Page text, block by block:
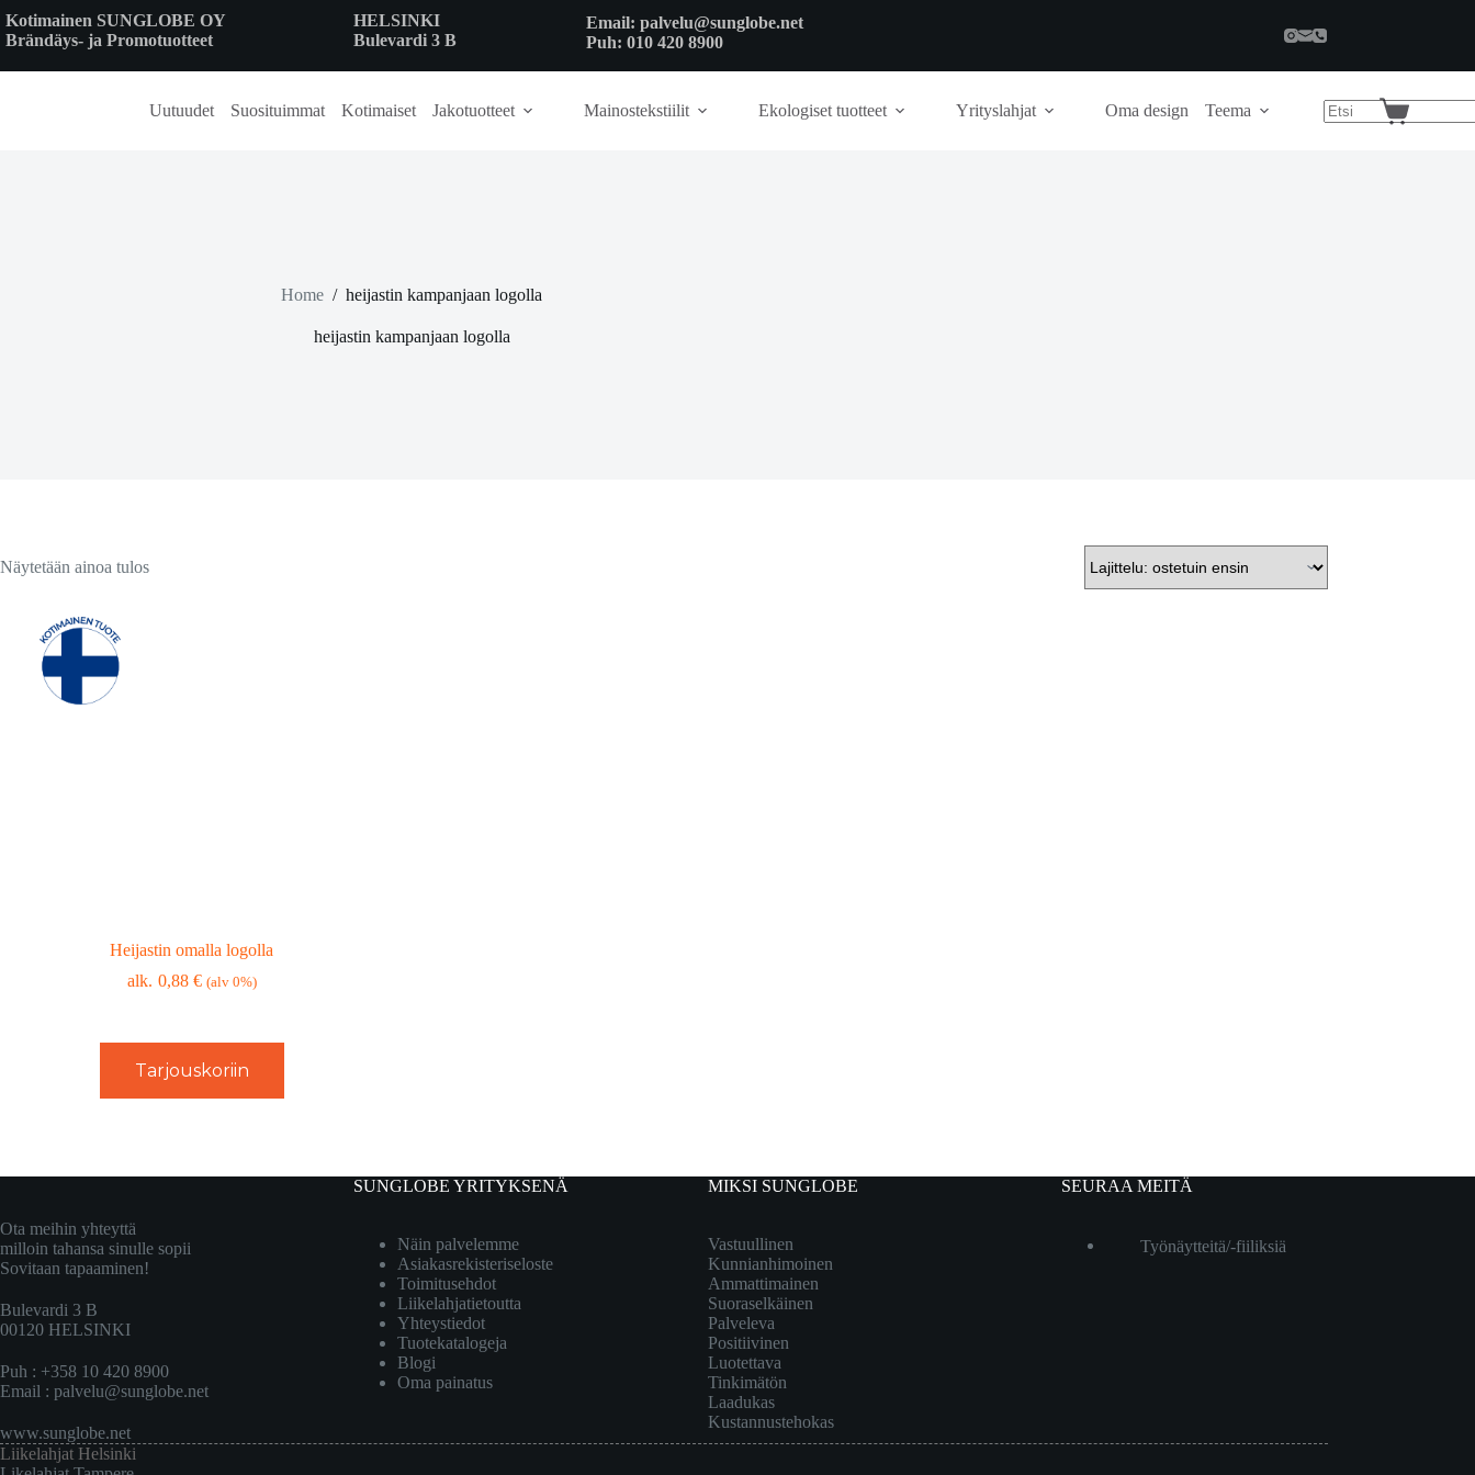
to
content
Kotimainen SUNGLOBE OY
Brändäys- ja Promotuotteet
HELSINKI
Bulevardi 3 B
Email: palvelu@sunglobe.net
Puh: 010 420 8900
Uutuudet Suosituimmat Kotimaiset Jakotuotteet Mainostekstiilit Ekologiset tuotteet Yrityslahjat Oma design Teema
Shopping
Home / heijastin kampanjaan logolla
heijastin kampanjaan logolla
Näytetään ainoa tulos
Heijastin omalla logolla
0,88 € (alv 0%)
Tarjouskoriin
Ota meihin yhteyttä
milloin tahansa sinulle sopii
Sovitaan tapaaminen!
Bulevardi 3 B
00120 HELSINKI
Puh : +358 10 420 8900
Email : palvelu@sunglobe.net
www.sunglobe.net
SUNGLOBE YRITYKSENÄ
Näin palvelemme
Asiakasrekisteriseloste
Toimitusehdot
Liikelahjatietoutta
Yhteystiedot
Tuotekatalogeja
Blogi
Oma painatus
MIKSI SUNGLOBE
Vastuullinen
Kunnianhimoinen
Ammattimainen
Suoraselkäinen
Palveleva
Positiivinen
Luotettava
Tinkimätön
Laadukas
Kustannustehokas
SEURAA MEITÄ
Työnäytteitä/-fiiliksiä
Liikelahjat Helsinki